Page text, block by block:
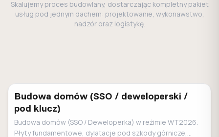
Skalujemy proces budowlany, dostarczając kompletny pakiet
usług pod jednym dachem: projektowanie, wykonawstwo,
nadzór oraz logistykę.
Budowa domów (SSO / deweloperski /
pod klucz)
Budowa domów (SSO / Deweloperka) w reżimie WT2026.
Płyty fundamentowe, dylatacje pod szkody górnicze,